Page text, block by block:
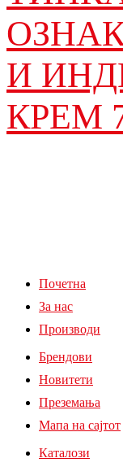
И
КРЕМ
Почетна
За нас
Производи
Брендови
Новитети
Преземања
Мапа на сајтот
Каталози